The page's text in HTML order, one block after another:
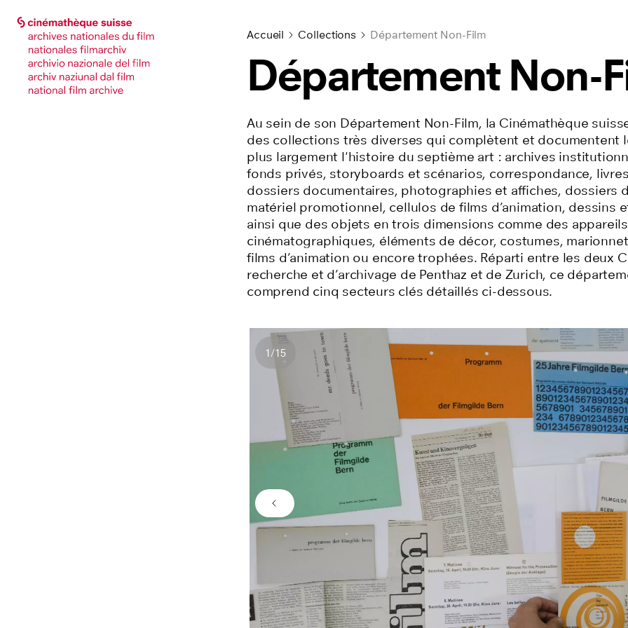
Accéder à la page principale
Accéder à la page principale
Accueil Collections Département Non-Film
Département Non-
Au sein de son Département Non-Film, la Cinémathèque
des collections très diverses qui complètent etdocumentent
plus largement l'histoire du septième art : archives
fonds privés, storyboards et scénarios, correspondance,
dossiers documentaires, photographies et affiches, dossiers
matériel promotionnel, cellulos de films d’animation, dessins
ainsi que des objets en trois dimensions comme des appareils
cinématographiques, éléments de décor, costumes,
films d’animation ou encore trophées. Réparti entre les deux
recherche et d’archivage de Penthaz et de Zurich, ce
comprend cinq secteurs clés détaillés ci-dessous.
Nombres d'images
1/15
Image précédente